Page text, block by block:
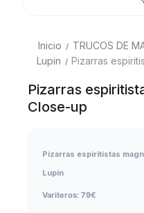
Inicio TRUCOS DE
Lupin
Pizarras
Pizarras
Close-up
Pizarras espiritistas
Lupin
Variteros: 79€